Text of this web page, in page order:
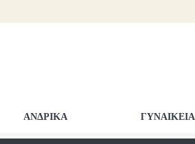
ΑΝΔΡΙΚΑ ΓΥΝΑΙΚΕΙΑ